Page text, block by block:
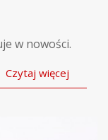
w nowości.
Czytaj więcej